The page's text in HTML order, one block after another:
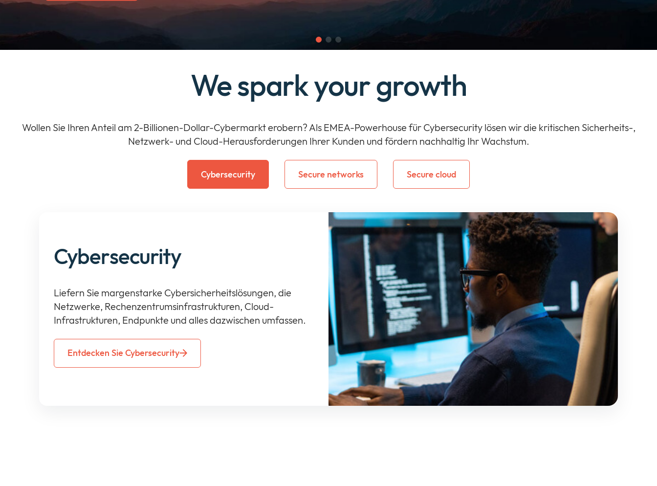
We spark your growth
Wollen Sie Ihren Anteil am 2-Billionen-Dollar-Cybermarkt erobern? Als EMEA-Powerhouse für Cybersecurity lösen wir die kritischen Sicherheits-,
Netzwerk- und Cloud-Herausforderungen Ihrer Kunden und fördern nachhaltig Ihr Wachstum.
Cybersecurity Secure networks Secure cloud
Cybersecurity
Liefern Sie margenstarke Cybersicherheitslösungen, die
Netzwerke, Rechenzentrumsinfrastrukturen, Cloud-
Infrastrukturen, Endpunkte und alles dazwischen umfassen.
Entdecken Sie Cybersecurity